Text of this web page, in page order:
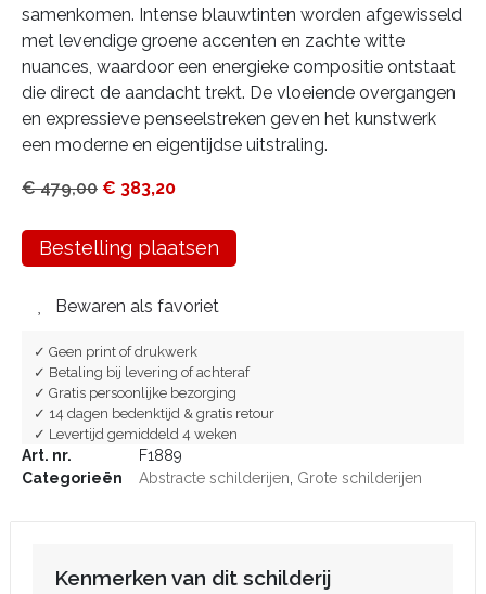
samenkomen. Intense blauwtinten worden afgewisseld
met levendige groene accenten en zachte witte
nuances, waardoor een energieke compositie ontstaat
die direct de aandacht trekt. De vloeiende overgangen
en expressieve penseelstreken geven het kunstwerk
een moderne en eigentijdse uitstraling.
€479,00 € 383,20
Bestelling plaatsen
Bewaren als favoriet
✓ Geen print of drukwerk
✓ Betaling bij levering of achteraf
✓ Gratis persoonlijke bezorging
✓ 14 dagen bedenktijd & gratis retour
✓ Levertijd gemiddeld 4 weken
Art. nr.
F1889
Categorieën
Abstracte schilderijen Grote schilderijen
Kenmerken van dit schilderij